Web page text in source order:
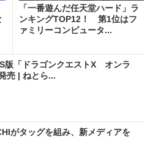
「一番遊んだ任天堂ハード」ラ
ンキングTOP12！ 第1位はフ
ァミリーコンピュータ...
版「ドラゴンクエストX オンラ
売 | ねとら...
がタッグを組み、新メディアを